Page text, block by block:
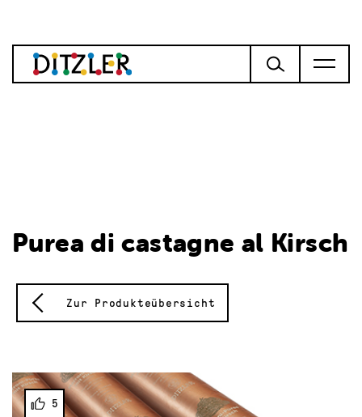
Purea di castagne al Kirsch
Zur Produkteübersicht
5